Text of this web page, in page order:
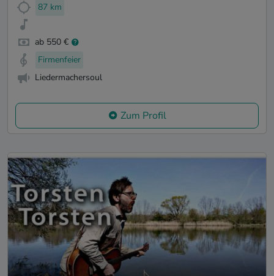
87 km
ab 550 €
Firmenfeier
Liedermachersoul
Zum Profil